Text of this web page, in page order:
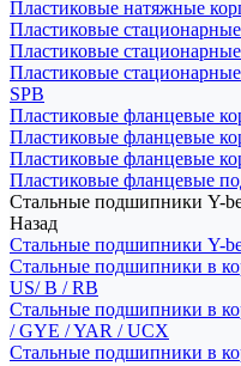
Пластиковые натяжные
Пластиковые
Пластиковые
Пластиковые
SPB
Пластиковые фланцевые
Пластиковые фланцевые
Пластиковые фланцевые
Пластиковые фланцевые
Стальные подшипники Y-
Назад
Стальные подшипники Y-
Стальные подшипники в
US/ B / RB
Стальные подшипники в
/ GYE / YAR / UCX
Стальные подшипники в